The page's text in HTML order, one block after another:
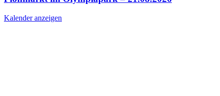
Kalender anzeigen